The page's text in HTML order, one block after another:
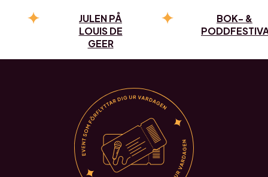
JULEN PÅ
LOUIS DE
GEER
BOK- &